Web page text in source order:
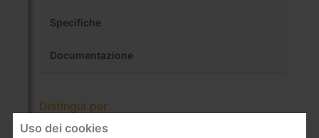
Specifiche
Documentazione
Distingui per
Uso dei cookies